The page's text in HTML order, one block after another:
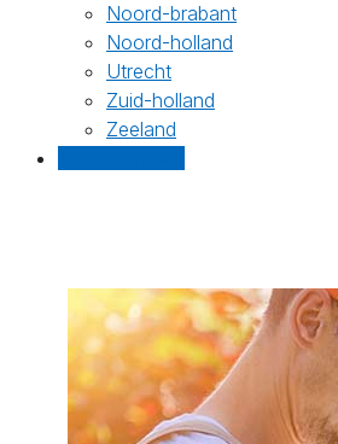
Noord-brabant
Noord-holland
Utrecht
Zuid-holland
Zeeland